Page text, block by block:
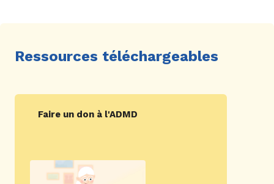
Ressources téléchargeables
Faire un don à l'ADMD